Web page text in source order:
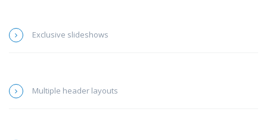
Exclusive slideshows
Multiple header layouts